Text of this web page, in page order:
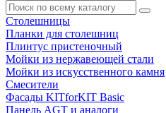
Столешницы
Планки для столешниц
Плинтус пристеночный
Мойки из нержавеющей стали
Мойки из искусственного камня
Смесители
Фасады KITforKIT Basic
Панель AGT и аналоги